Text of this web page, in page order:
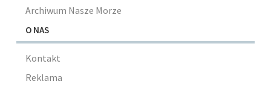
Archiwum Nasze Morze
O NAS
Kontakt
Reklama